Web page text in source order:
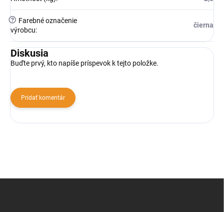
?
Farebné označenie
výrobcu:
čierna
Diskusia
Buďte prvý, kto napíše príspevok k tejto položke.
Pridať komentár